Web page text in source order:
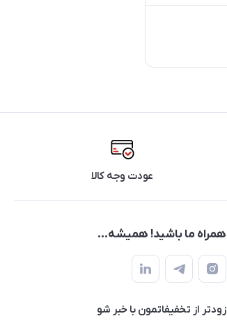
عودت وجه کالا
همراه ما باشید! همیشه...
زودتر از تخفیفاتمون با خبر شو